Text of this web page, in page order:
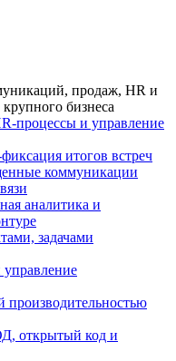
продаж, HR и
бизнеса
процессы и управление
итогов встреч
коммуникации
аналитика и
задачами
производительностью
открытый код и